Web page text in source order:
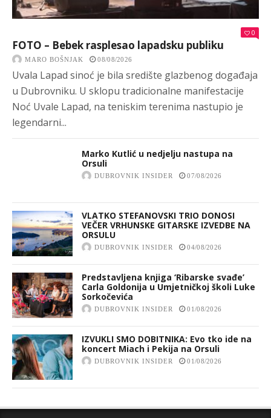
0
FOTO – Bebek rasplesao lapadsku publiku
MARO BOŠNJAK 08/08/2026
Uvala Lapad sinoć je bila središte glazbenog događaja
u Dubrovniku. U sklopu tradicionalne manifestacije
Noć Uvale Lapad, na teniskim terenima nastupio je
legendarni...
Marko Kutlić u nedjelju nastupa na
Orsuli
DUBROVNIK INSIDER 07/08/2026
VLATKO STEFANOVSKI TRIO DONOSI
VEČER VRHUNSKE GITARSKE IZVEDBE NA
ORSULU
DUBROVNIK INSIDER 04/08/2026
Predstavljena knjiga ‘Ribarske svađe’
Carla Goldonija u Umjetničkoj školi Luke
Sorkočevića
DUBROVNIK INSIDER 01/08/2026
IZVUKLI SMO DOBITNIKA: Evo tko ide na
koncert Miach i Pekija na Orsuli
DUBROVNIK INSIDER 01/08/2026